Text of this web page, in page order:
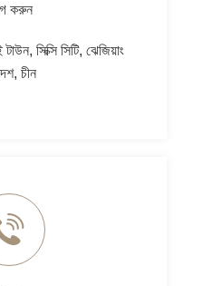
করুন
টাউন, সিক্সি সিটি, ঝেজিয়াং
চীন